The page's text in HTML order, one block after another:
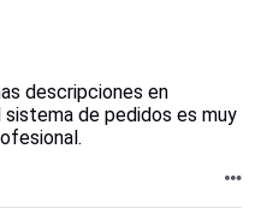
descripciones en
de pedidos es muy